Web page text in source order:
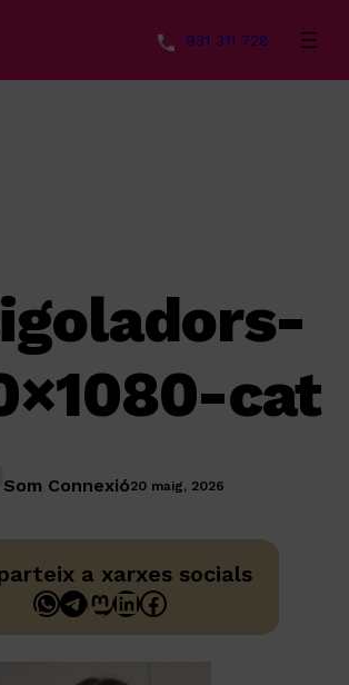
931 311 728
cat
Som Connexió20 maig, 2026
a xarxes socials
WhatsApp
Telegram
Mastodon
LinkedIn
Facebook